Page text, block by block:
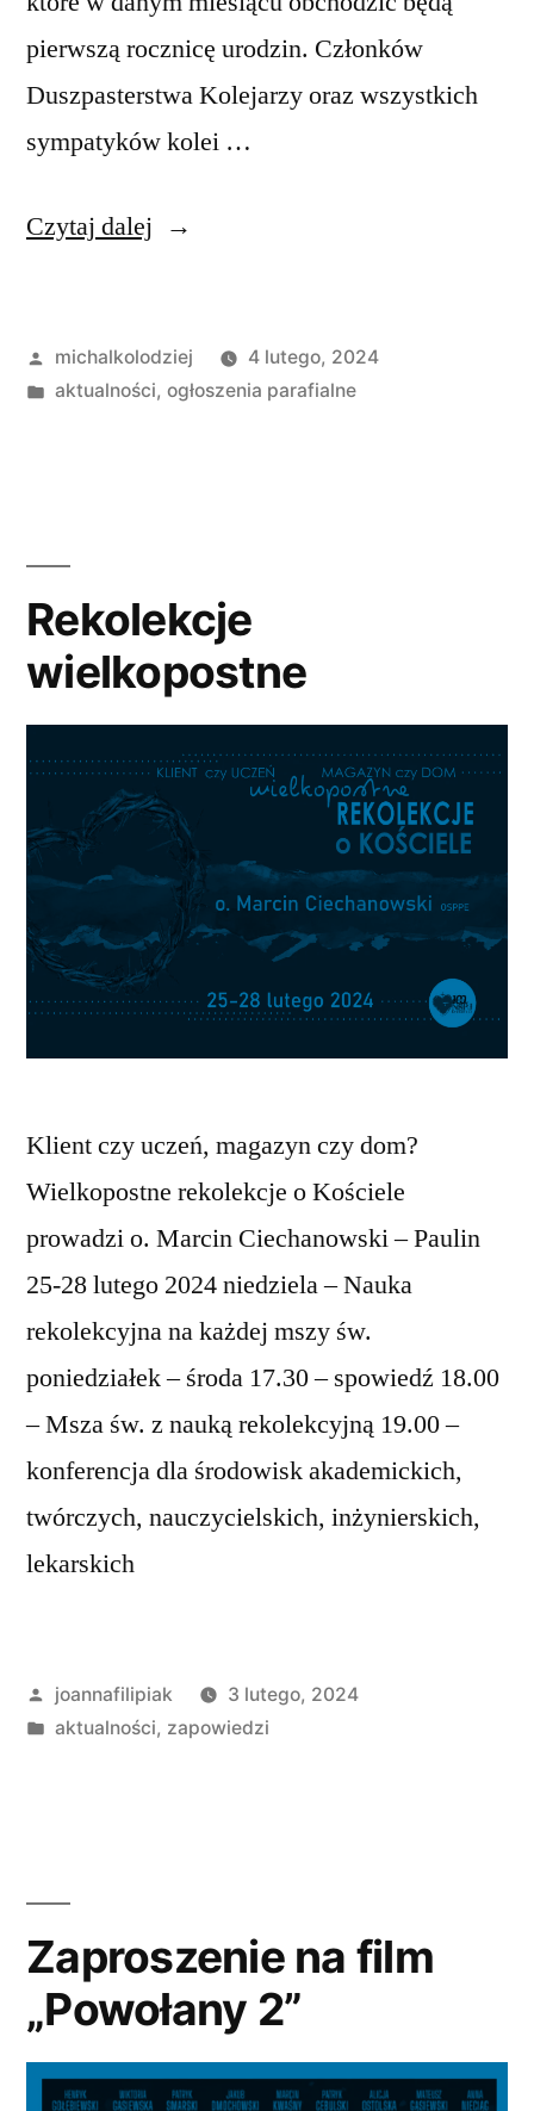
pierwszą rocznicę urodzin. Członków
Duszpasterstwa Kolejarzy oraz wszystkich
sympatyków kolei …
Czytaj dalej „Ogłoszenia
Niedziela
w
lutego
2024
r.”
Opublikowane
przez
michalkolodziej
4 lutego, 2024
Opublikowano
aktualności, ogłoszenia parafialne
Rekolekcje
wielkopostne
Klient czy uczeń, magazyn czy dom?
Wielkopostne rekolekcje o Kościele
prowadzi o. Marcin Ciechanowski – Paulin
25-28 lutego 2024 niedziela – Nauka
rekolekcyjna na każdej mszy św.
poniedziałek – środa 17.30 – spowiedź 18.00
– Msza św. z nauką rekolekcyjną 19.00 –
konferencja dla środowisk akademickich,
twórczych, nauczycielskich, inżynierskich,
lekarskich
Opublikowane
przez
joannafilipiak
3 lutego, 2024
Opublikowano
aktualności, zapowiedzi
Zaproszenie na film
„Powołany 2”